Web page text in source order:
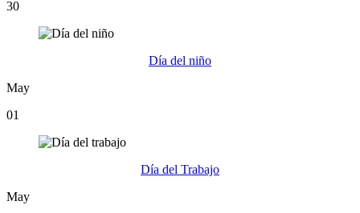
30
Día del niño
May
01
Día del Trabajo
May